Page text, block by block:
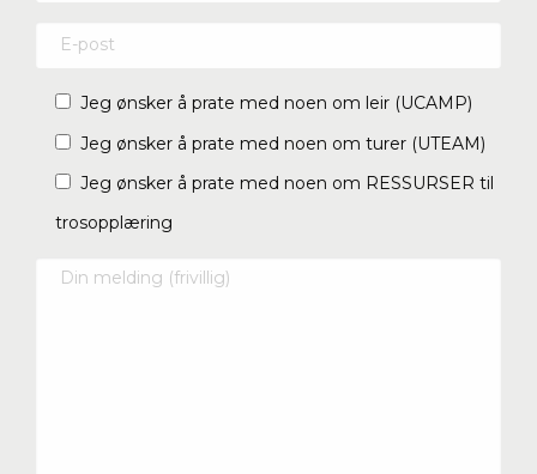
Jeg ønsker å prate med noen om leir (UCAMP)
Jeg ønsker å prate med noen om turer (UTEAM)
Jeg ønsker å prate med noen om RESSURSER til
trosopplæring